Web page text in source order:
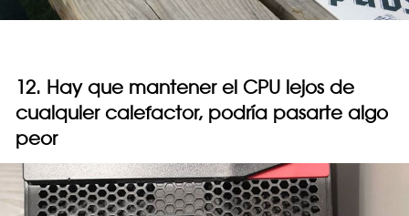
12. Hay que mantener el CPU lejos de
cualquier calefactor, podría pasarte algo
peor